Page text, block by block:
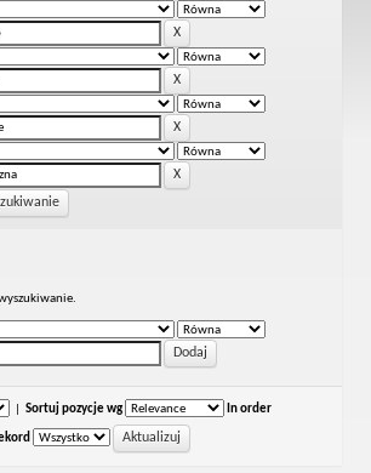
Sortuj pozycje wg In order